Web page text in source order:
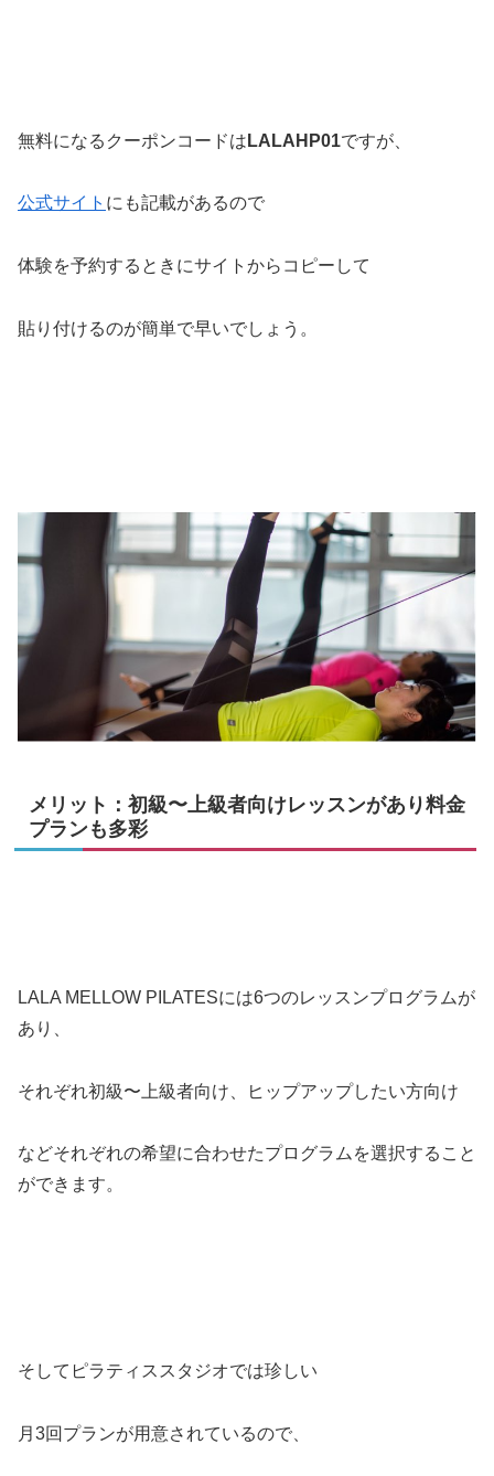
無料になるクーポンコードは LALAHP01ですが、
公式サイト にも記載があるので
体験を予約するときにサイトからコピーして
貼り付けるのが簡単で早いでしょう。
メリット：初級〜上級者向けレッスンがあり料金
プランも多彩
LALA MELLOW PILATESには6つのレッスンプログラムが
あり、
それぞれ初級〜上級者向け、ヒップアップしたい方向け
などそれぞれの希望に合わせたプログラムを選択すること
ができます。
そしてピラティススタジオでは珍しい
月3回プランが用意されているので、